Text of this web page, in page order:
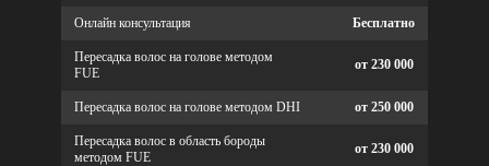
Онлайн консультация Бесплатно
Пересадка волос на голове методом
FUE
от 230 000
Пересадка волос на голове методом DHI от 250 000
Пересадка волос в область бороды
методом FUE
от 230 000